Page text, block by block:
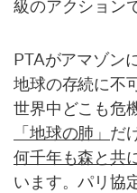
級のアクション
PTAがアマゾン
地球の存続に不
世界中どこも危
「地球の肺」 だ
何千年も森と共
います。パリ協